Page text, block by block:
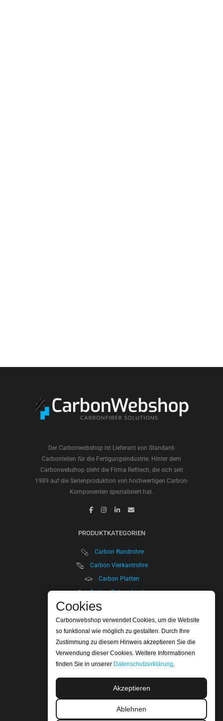
Der Carbonwebshop ist Lieferant von Standard-
Carbonteilen für die Fertigungsindustrie. Hinter dem
Carbonwebshop steht die Firma Refitech, die sich seit
1989 auf die Serienproduktion von hochwertigen Carbon-
Komponenten spezialisiert hat.
PRODUKTKATEGORIEN
Carbon Rundrohre
Carbon Vierkantrohre
Carbon Platten
Carbon Rohrverbinder
Teleskoprohre
Carbon Einsätze
KUNDENINFORMATION
Mein Account
Rücksendungen un Rückerstattungen
Versand und Lieferung
Cookies
Carbonwebshop verwendet Cookies, um die Website
so funktional wie möglich zu gestalten. Durch Ihre
Zustimmung zu diesem Hinweis akzeptieren Sie die
Verwendung dieser Cookies. Weitere Informationen
finden Sie in unserer Datenschutzerklärung.
Akzeptieren
Ablehnen